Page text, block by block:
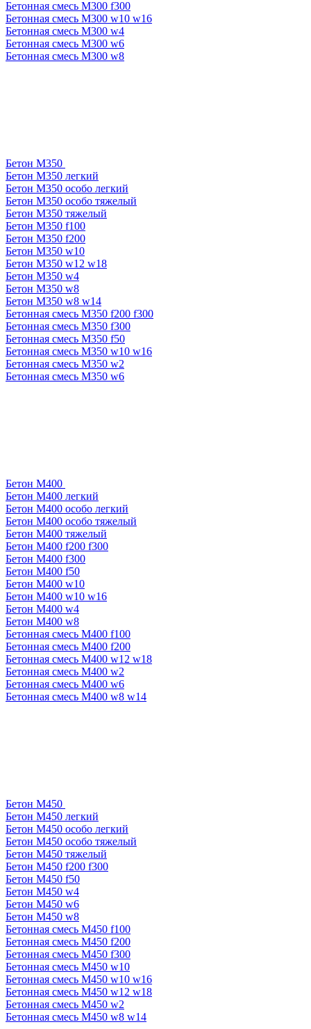
Бетонная смесь М300 f300
Бетонная смесь М300 w10 w16
Бетонная смесь М300 w4
Бетонная смесь М300 w6
Бетонная смесь М300 w8
Бетон М350
Бетон М350 легкий
Бетон М350 особо легкий
Бетон М350 особо тяжелый
Бетон М350 тяжелый
Бетон М350 f100
Бетон М350 f200
Бетон М350 w10
Бетон М350 w12 w18
Бетон М350 w4
Бетон М350 w8
Бетон М350 w8 w14
Бетонная смесь М350 f200 f300
Бетонная смесь М350 f300
Бетонная смесь М350 f50
Бетонная смесь М350 w10 w16
Бетонная смесь М350 w2
Бетонная смесь М350 w6
Бетон М400
Бетон М400 легкий
Бетон М400 особо легкий
Бетон М400 особо тяжелый
Бетон М400 тяжелый
Бетон М400 f200 f300
Бетон М400 f300
Бетон М400 f50
Бетон М400 w10
Бетон М400 w10 w16
Бетон М400 w4
Бетон М400 w8
Бетонная смесь М400 f100
Бетонная смесь М400 f200
Бетонная смесь М400 w12 w18
Бетонная смесь М400 w2
Бетонная смесь М400 w6
Бетонная смесь М400 w8 w14
Бетон М450
Бетон М450 легкий
Бетон М450 особо легкий
Бетон М450 особо тяжелый
Бетон М450 тяжелый
Бетон М450 f200 f300
Бетон М450 f50
Бетон М450 w4
Бетон М450 w6
Бетон М450 w8
Бетонная смесь М450 f100
Бетонная смесь М450 f200
Бетонная смесь М450 f300
Бетонная смесь М450 w10
Бетонная смесь М450 w10 w16
Бетонная смесь М450 w12 w18
Бетонная смесь М450 w2
Бетонная смесь М450 w8 w14